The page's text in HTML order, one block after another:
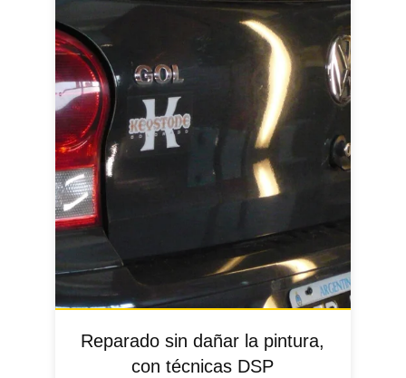
Reparado sin dañar la pintura,
con técnicas DSP